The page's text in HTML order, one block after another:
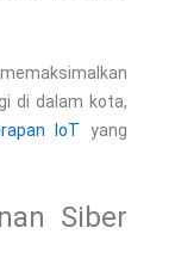
di dalam kota,
IoT yang
Siber